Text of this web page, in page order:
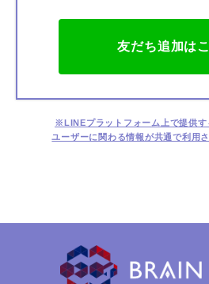
友だち追加は
「QRコード」を選択してくだ
選択してください。検索対象が「ID
※LINEプラットフォーム上で提供す
ユーザーに関わる情報が共通で利用